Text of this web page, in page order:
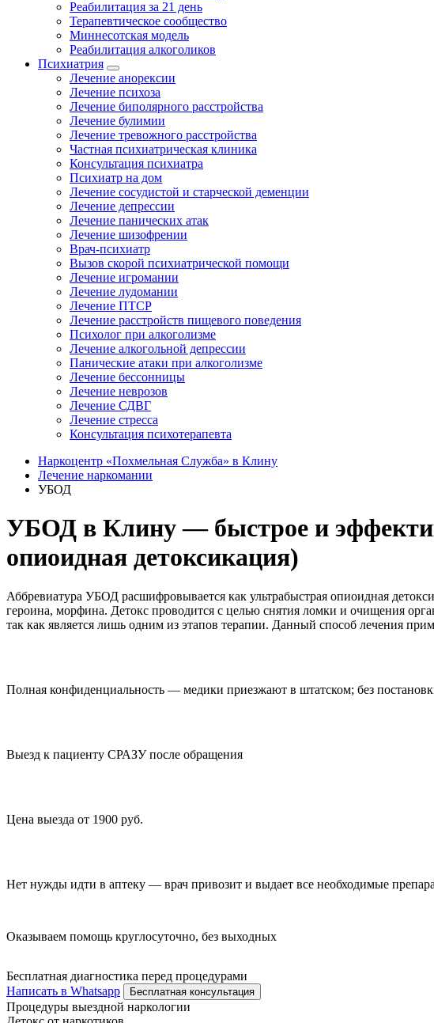
Реабилитация за 21 день
Терапевтическое сообщество
Миннесотская модель
Реабилитация алкоголиков
Психиатрия
Лечение анорексии
Лечение психоза
Лечение биполярного расстройства
Лечение булимии
Лечение тревожного расстройства
Частная психиатрическая клиника
Консультация психиатра
Психиатр на дом
Лечение сосудистой и старческой деменции
Лечение депрессии
Лечение панических атак
Лечение шизофрении
Врач-психиатр
Вызов скорой психиатрической помощи
Лечение игромании
Лечение лудомании
Лечение ПТСР
Лечение расстройств пищевого поведения
Психолог при алкоголизме
Лечение алкогольной депрессии
Панические атаки при алкоголизме
Лечение бессонницы
Лечение неврозов
Лечение СДВГ
Лечение стресса
Консультация психотерапевта
Наркоцентр «Похмельная Служба» в Клину
Лечение наркомании
УБОД
УБОД в Клину — быстрое и
опиоидная детоксикация)
Аббревиатура УБОД расшифровывается как ультрабыстрая опиоидная
героина, морфина. Детокс проводится с целью снятия ломки и очищения
так как является лишь одним из этапов терапии. Данный способ лечения
Полная конфиденциальность — медики приезжают в штатском; без
Выезд к пациенту СРАЗУ после обращения
Цена выезда от 1900 руб.
Нет нужды идти в аптеку — врач привозит и выдает все необходимые
Оказываем помощь круглосуточно, без выходных
Бесплатная диагностика перед процедурами
Написать в Whatsapp
Бесплатная консультация
Процедуры выездной наркологии